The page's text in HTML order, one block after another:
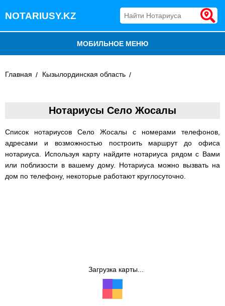
NOTARIUSY.KZ
МОБИЛЬНОЕ МЕНЮ
НОТАРИУСЫ КАЗАХСТАНА
Главная Кызылординская область
Нотариусы Село Жосалы
Список нотариусов Село Жосалы с номерами телефонов,
адресами и возможностью построить маршрут до офиса
нотариуса. Используя карту найдите нотариуса рядом с Вами
или поблизости в вашему дому. Нотариуса можно вызвать на
дом по телефону, некоторые работают круглосуточно.
Загрузка карты...